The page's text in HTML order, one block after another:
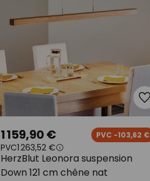
HerzBlut Leonora suspension
Down 121 cm chêne nat
1 159,90 € PVC -103,62 €
PVC1 263,52 €